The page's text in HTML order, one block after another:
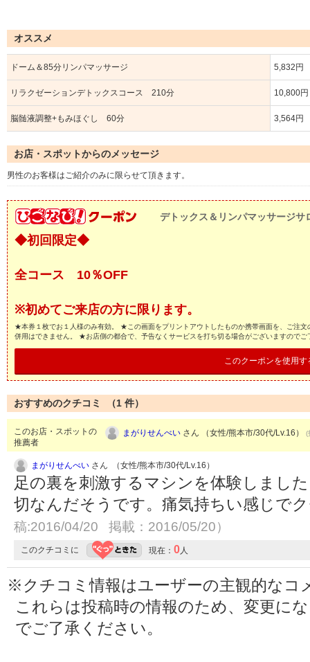
オススメ
ドーム＆85分リンパマッサージ 5,832円
リラクゼーションデトックスコース 210分 10,800円
脳髄液調整+もみほぐし 60分 3,564円
お店・スポットからのメッセージ
男性のお客様はご紹介のみに限らせて頂きます。
デトックス＆リンパマッサージサ
◆初回限定◆
全コース 10％OFF
※初めてご来店の方に限ります。
★本券１枚でお１人様のみ有効。 ★この画面をプリントアウトしたものか携帯画面を、ご注
併用はできません。 ★お店側の都合で、予告なくサービスを打ち切る場合がございますのでご
このクーポンを使用す
おすすめのクチコミ （1 件）
このお店・スポットの
推薦者
まがりせんべい さん （女性/熊本市/30代/Lv.16） (
まがりせんべい さん （女性/熊本市/30代/Lv.16）
足の裏を刺激するマシンを体験しまし
切なんだそうです。痛気持ちい感じで
稿:2016/04/20 掲載：2016/05/20）
このクチコミに 現在： 0人
※クチコミ情報はユーザーの主観的なコ
これらは投稿時の情報のため、変更に
でご了承ください。